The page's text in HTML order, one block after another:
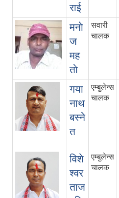
राई
मनाे
ज
मह
ताे
सवारी
चालक
गया
नाथ
बस्‍ने
त
एम्बुलेन्स
चालक
विशे
श्‍वर
ताज
एम्बुलेन्स
चालक